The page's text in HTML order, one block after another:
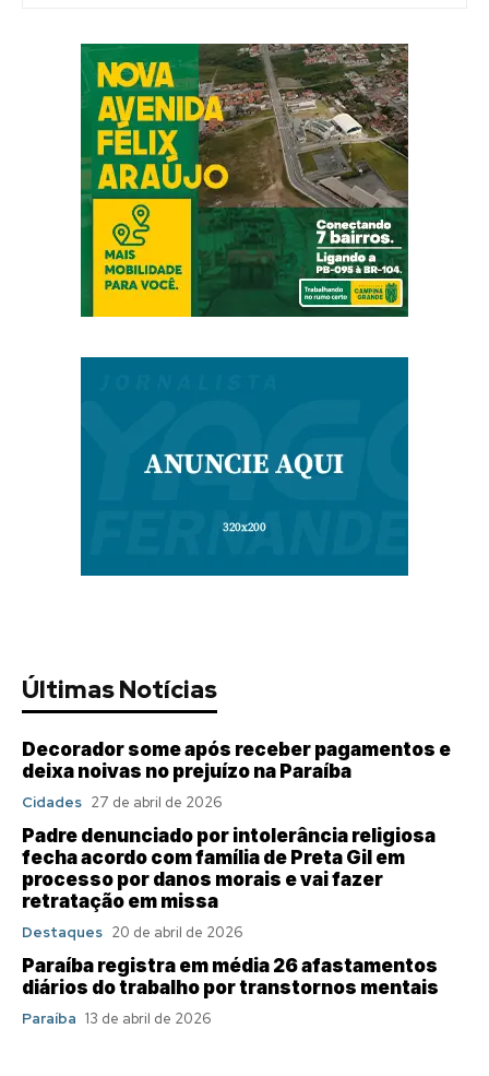
Últimas Notícias
Decorador some após receber pagamentos e
deixa noivas no prejuízo na Paraíba
Cidades 27 de abril de 2026
Padre denunciado por intolerância religiosa
fecha acordo com família de Preta Gil em
processo por danos morais e vai fazer
retratação em missa
Destaques 20 de abril de 2026
Paraíba registra em média 26 afastamentos
diários do trabalho por transtornos mentais
Paraíba 13 de abril de 2026